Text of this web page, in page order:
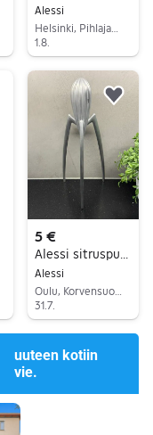
Alessi
Helsinki, Pihlajamäki, Uusimaa
1.8.
Lisää suosikiksi.
5 €
Alessi sitruspuristin
Alessi
Oulu, Korvensuora, Pohjois-Pohjanmaa
31.7.